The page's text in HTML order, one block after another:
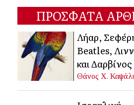
ΠΡΟΣΦΑΤΑ
Λήαρ,
Beatles,
και Δαρβίνος
Θάνος Χ.